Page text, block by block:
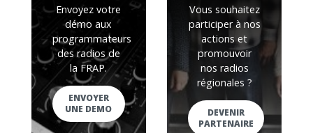
Envoyez votre
démo aux
programmateurs
des radios de
la FRAP.
ENVOYER
UNE DEMO
Vous souhaitez
participer à nos
actions et
promouvoir
nos radios
régionales ?
DEVENIR
PARTENAIRE